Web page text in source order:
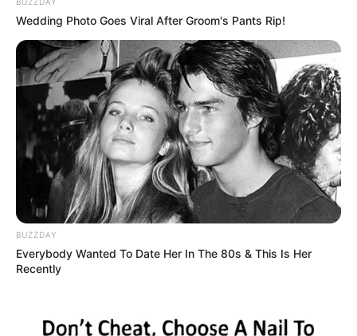
Wedding Photo Goes Viral After Groom's Pants Rip!
BUZZDAY
Everybody Wanted To Date Her In The 80s & This Is Her
Recently